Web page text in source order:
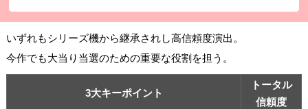
いずれもシリーズ機から継承されし高信頼度演出。
今作でも大当り当選のための重要な役割を担う。
3大キーポイント
トータル
信頼度